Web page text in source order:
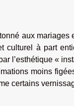
aux mariages
culturel à part
l’esthétique «
moins
certains